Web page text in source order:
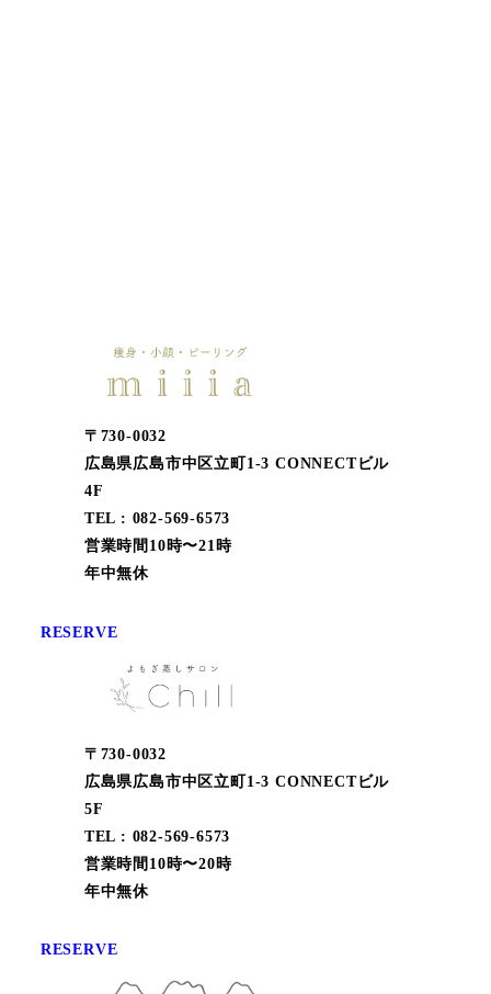
〒730-0032
広島県広島市中区立町1-3 CONNECTビル
4F
TEL : 082-569-6573
営業時間10時〜21時
年中無休
RESERVE
〒730-0032
広島県広島市中区立町1-3 CONNECTビル
5F
TEL : 082-569-6573
営業時間10時〜20時
年中無休
RESERVE